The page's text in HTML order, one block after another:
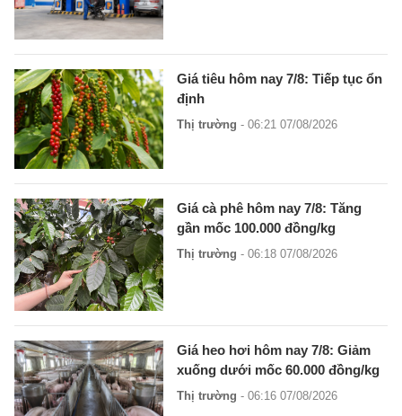
Giá tiêu hôm nay 7/8: Tiếp tục ổn
định
Thị trường - 06:21 07/08/2026
Giá cà phê hôm nay 7/8: Tăng
gần mốc 100.000 đồng/kg
Thị trường - 06:18 07/08/2026
Giá heo hơi hôm nay 7/8: Giảm
xuống dưới mốc 60.000 đồng/kg
Thị trường - 06:16 07/08/2026